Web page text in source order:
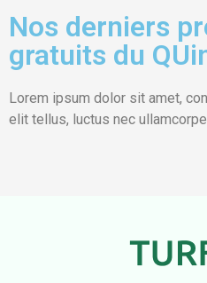
Nos derniers
gratuits du
Lorem ipsum dolor sit amet,
elit tellus, luctus nec